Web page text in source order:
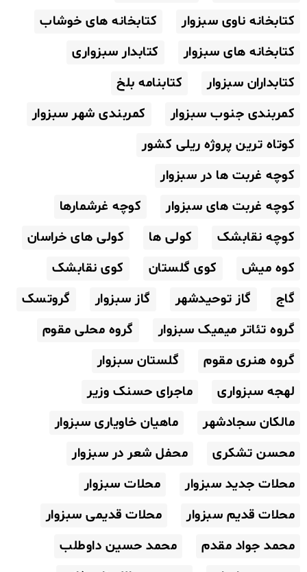
کتابخانه ناوی سبزوار
کتابخانه های خوشاب
کتابخانه های سبزوار
کتابدار سبزواری
کتابداران سبزوار
کتابنامه بلخ
کمربندی جنوب سبزوار
کمربندی شهر سبزوار
کوتاه ترین پروژه ریلی کشور
کوچه غربت ها در سبزوار
کوچه غربت های سبزوار
کوچه غرشمارها
کوچه نقابشک
کولی ها
کولی های خراسان
کوه میش
کوی گلستان
کوی نقابشک
گاج
گاز توحیدشهر گاز سبزوار
گروتسک
گروه تئاتر میمیک سبزوار
گروه محلی مقوم
گروه هنری مقوم
گلستان سبزوار
لهجه سبزواری
ماجرای حسنک وزیر
مالکان سجادشهر
ماهیان خاویاری سبزوار
محسن تشکری
محفل شعر در سبزوار
محلات جدید سبزوار
محلات سبزوار
محلات قدیم سبزوار
محلات قدیمی سبزوار
محمد جواد مقدم
محمد حسین داوطلب